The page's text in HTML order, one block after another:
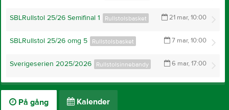
21 mar, 10:00
Rullstolsbasket
SBLRullstol 25/26 Semifinal 1
7 mar, 10:00
Rullstolsbasket
SBLRullstol 25/26 omg 5
6 mar, 17:00
Rullstolsinnebandy
Sverigeserien 2025/2026
På gång Kalender